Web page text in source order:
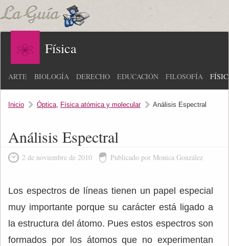
Física
ARTE BIOLOGÍA DERECHO EDUCACIÓN FILOSOFÍA
Inicio Óptica, Física atómica y molecular Análisis Espectral
Análisis Espectral
2 de noviembre de 2010 Publicado por Monica González
Los espectros de líneas tienen un papel especial
muy importante porque su carácter está ligado a
la estructura del átomo. Pues estos espectros son
formados por los átomos que no experimentan